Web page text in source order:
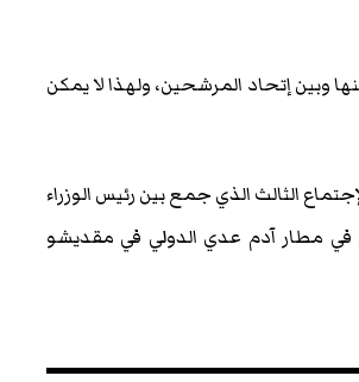
وبين إتحاد المرشحين، ولهذا لا يمكن
الثالث الذي جمع بين رئيس الوزراء
في مطار آدم عدي الدولي في مقديشو